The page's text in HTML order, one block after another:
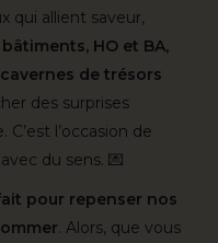
qui allient saveur,
HO et BA,
de trésors
des surprises
l’occasion de
du sens. 💌
pour repenser nos
. Alors, que vous